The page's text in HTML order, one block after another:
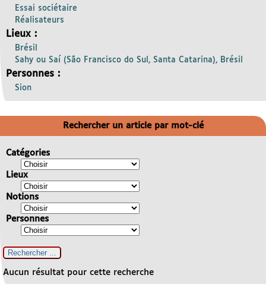
Essai sociétaire
Réalisateurs
Lieux :
Brésil
Sahy ou Saí (São Francisco do Sul, Santa Catarina), Brésil
Personnes :
Sion
Rechercher un article par mot-clé
Catégories
Lieux
Notions
Personnes
Aucun résultat pour cette recherche